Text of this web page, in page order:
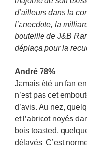
d’ailleurs dans la
l’anecdote, la
bouteille de J&B
déplaça pour la
André 78%
Jamais été un fan
n’est pas cet
d’avis. Au nez,
et l’abricot noyés
bois toasted,
délavés. C’est